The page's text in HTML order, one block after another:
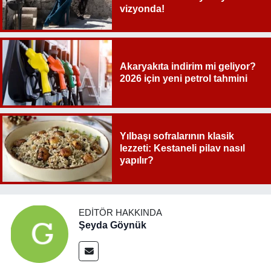
vizyonda!
Akaryakıta indirim mi geliyor?
2026 için yeni petrol tahmini
Yılbaşı sofralarının klasik
lezzeti: Kestaneli pilav nasıl
yapılır?
EDITÖR HAKKINDA
Şeyda Göynük